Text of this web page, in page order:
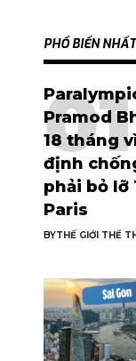
PHỔ BIẾN NHẤT
Pramod
18 tháng
định
phải bỏ lỡ
Paris
BYTHẾ GIỚI THỂ